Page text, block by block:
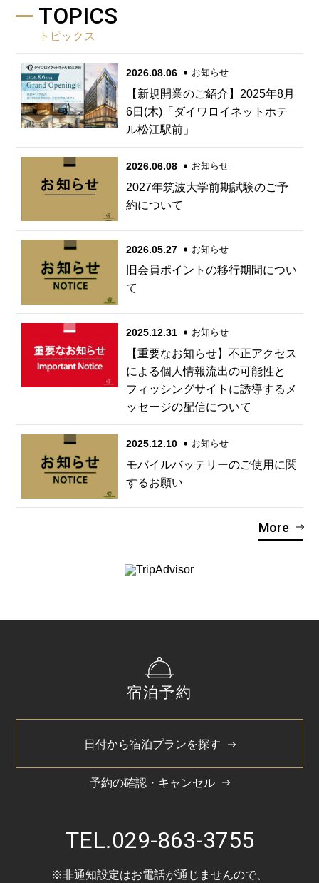
TOPICS
トピックス
2026.08.06 お知らせ
【新規開業のご紹介】2025年8月
6日(木)「ダイワロイネットホテ
ル松江駅前」
2026.06.08 お知らせ
2027年筑波大学前期試験のご予
約について
2026.05.27 お知らせ
旧会員ポイントの移行期間につい
て
2025.12.31 お知らせ
【重要なお知らせ】不正アクセス
による個人情報流出の可能性と
フィッシングサイトに誘導するメ
ッセージの配信について
2025.12.10 お知らせ
モバイルバッテリーのご使用に関
するお願い
More
宿泊予約
日付から宿泊プランを探す
予約の確認・キャンセル
TEL.029-863-3755
※非通知設定はお電話が通じませんので、